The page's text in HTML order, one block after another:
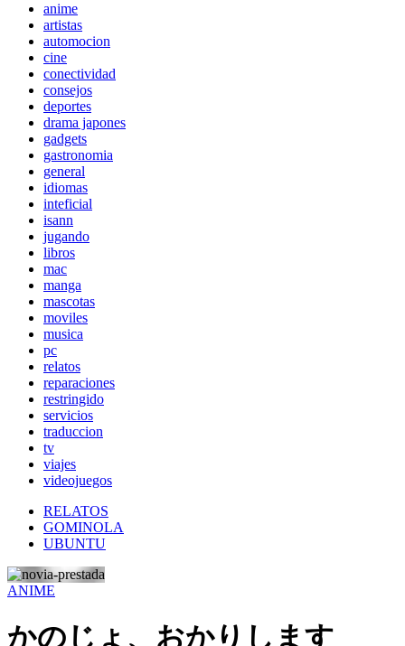
anime
artistas
automocion
cine
conectividad
consejos
deportes
drama japones
gadgets
gastronomia
general
idiomas
inteficial
isann
jugando
libros
mac
manga
mascotas
moviles
musica
pc
relatos
reparaciones
restringido
servicios
traduccion
tv
viajes
videojuegos
RELATOS
GOMINOLA
UBUNTU
ANIME
かのじょ、おかりします